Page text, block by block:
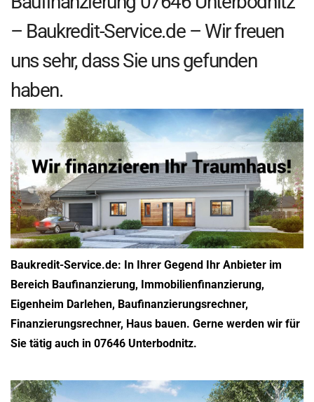
– Baukredit-Service.de – Wir freuen
uns sehr, dass Sie uns gefunden
haben.
Baukredit-Service.de: In Ihrer Gegend Ihr Anbieter im
Bereich Baufinanzierung, Immobilienfinanzierung,
Eigenheim Darlehen, Baufinanzierungsrechner,
Finanzierungsrechner, Haus bauen. Gerne werden wir für
Sie tätig auch in 07646 Unterbodnitz.